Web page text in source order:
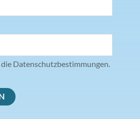
Datenschutzbestimmungen.